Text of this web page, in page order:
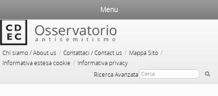
Chi siamo / About us / Contattaci / Contact us / Mappa Sito /
Informativa estesa cookie / Informativa privacy
Ricerca Avanzata
Menu